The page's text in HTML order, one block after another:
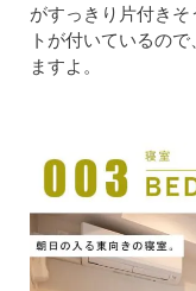
がすっきり片付き
トが付いているの
ますよ。